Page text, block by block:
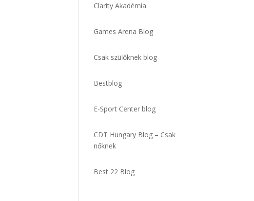
Clarity Akadémia
Games Arena Blog
Csak szülőknek blog
Bestblog
E-Sport Center blog
CDT Hungary Blog – Csak
nőknek
Best 22 Blog